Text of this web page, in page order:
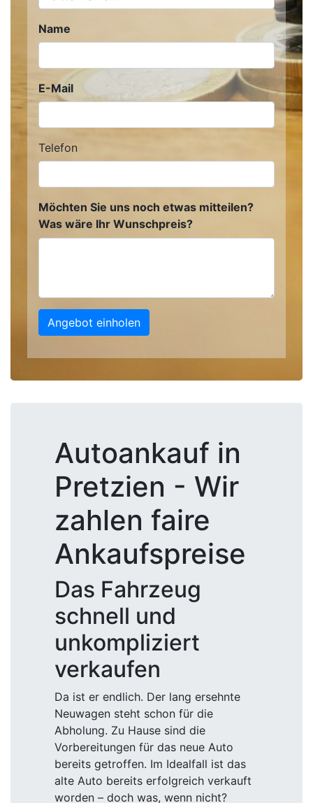
Name
E-Mail
Telefon
Möchten Sie uns noch etwas mitteilen?
Was wäre Ihr Wunschpreis?
Angebot einholen
Autoankauf in
Pretzien - Wir
zahlen faire
Ankaufspreise
Das Fahrzeug
schnell und
unkompliziert
verkaufen
Da ist er endlich. Der lang ersehnte
Neuwagen steht schon für die
Abholung. Zu Hause sind die
Vorbereitungen für das neue Auto
bereits getroffen. Im Idealfall ist das
alte Auto bereits erfolgreich verkauft
worden – doch was, wenn nicht?